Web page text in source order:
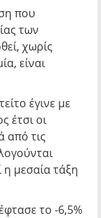
που
των
χωρίς
είναι
έγινε με
έτσι οι
από τις
μεσαία τάξη
το -6,5%